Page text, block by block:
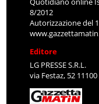
8/2012
Autorizzazione del
Editore
LG PRESSE S.R.L.
via Festaz, 52 11100